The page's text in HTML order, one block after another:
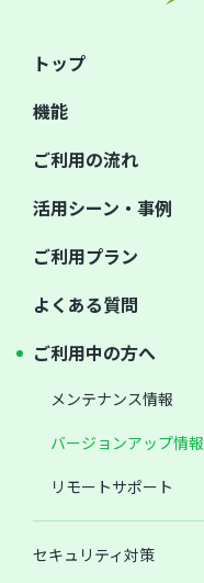
トップ
機能
ご利用の流れ
活用シーン・事例
ご利用プラン
よくある質問
ご利用中の方へ
メンテナンス情報
バージョンアップ情報
リモートサポート
セキュリティ対策